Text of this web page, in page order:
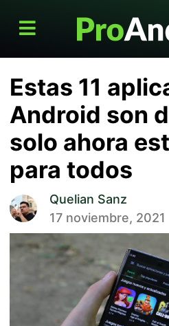
Estas 11
Android son
solo ahora
para todos
Quelian Sanz
17 noviembre, 2021